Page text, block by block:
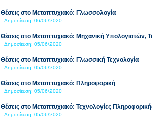
Θέσεις στο Μεταπτυχιακό: Γλωσσολογία
Δημοσίευση: 06/06/2020
Θέσεις στο Μεταπτυχιακό: Μηχανική Υπολογιστών,
Δημοσίευση: 05/06/2020
Θέσεις στο Μεταπτυχιακό: Γλωσσική Τεχνολογία
Δημοσίευση: 05/06/2020
Θέσεις στο Μεταπτυχιακό: Πληροφορική
Δημοσίευση: 05/06/2020
Θέσεις στο Μεταπτυχιακό: Τεχνολογίες
Δημοσίευση: 05/06/2020